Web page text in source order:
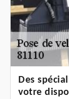
Des
votre